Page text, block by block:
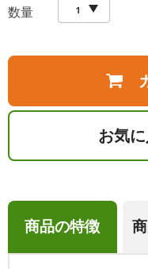
数量
お気
商品の特徴